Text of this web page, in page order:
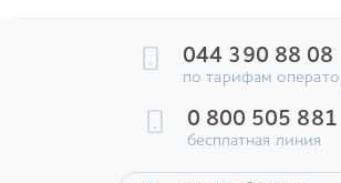
044 390 88 08
по тарифам
0 800 505 881
бесплатная линия